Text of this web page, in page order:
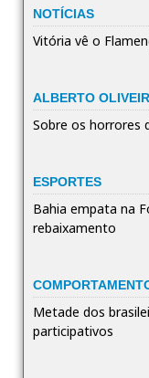
NOTÍCIAS
Vitória vê o
ALBERTO
Sobre os horrores
ESPORTES
Bahia empata na
rebaixamento
Metade dos
participativos